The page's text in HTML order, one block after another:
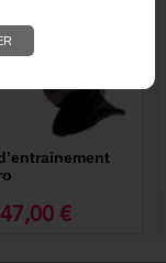
€